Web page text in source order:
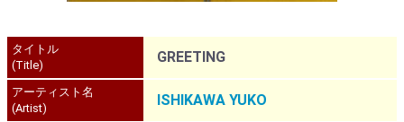
タイトル
(Title)
GREETING
アーティスト名
(Artist)
ISHIKAWA YUKO